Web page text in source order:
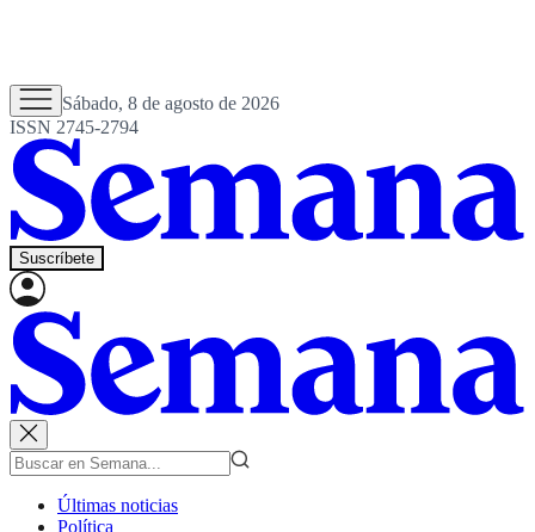
Sábado, 8 de agosto de 2026
ISSN 2745-2794
Suscríbete
Últimas noticias
Política